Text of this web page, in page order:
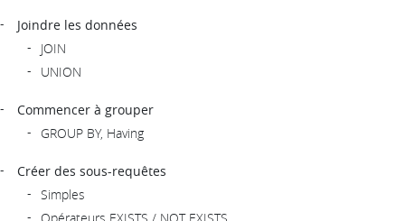
Joindre les données
JOIN
UNION
Commencer à grouper
GROUP BY, Having
Créer des sous-requêtes
Simples